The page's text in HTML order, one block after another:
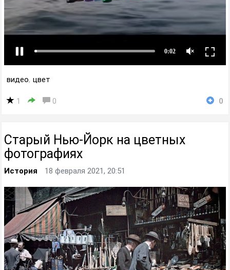
видео, цвет
1 0 0
Старый Нью-Йорк на цветных
фотографиях
История 18 февраля 2021, 20:51